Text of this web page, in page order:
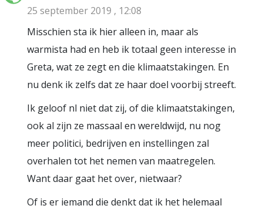
25 september 2019 , 12:08
Misschien sta ik hier alleen in, maar als
warmista had en heb ik totaal geen interesse in
Greta, wat ze zegt en die klimaatstakingen. En
nu denk ik zelfs dat ze haar doel voorbij streeft.
Ik geloof nl niet dat zij, of die klimaatstakingen,
ook al zijn ze massaal en wereldwijd, nu nog
meer politici, bedrijven en instellingen zal
overhalen tot het nemen van maatregelen.
Want daar gaat het over, nietwaar?
Of is er iemand die denkt dat ik het helemaal